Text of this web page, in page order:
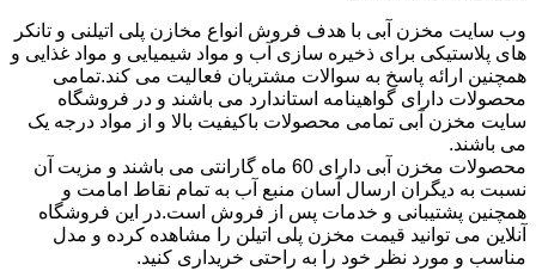
وب سایت مخزن آبی با هدف فروش انواع مخازن پلی اتیلنی و تانکر
های پلاستیکی برای ذخیره سازی آب و مواد شیمیایی و مواد غذایی و
همچنین ارائه پاسخ به سوالات مشتریان فعالیت می کند.تمامی
محصولات دارای گواهینامه استاندارد می باشند و در فروشگاه
سایت مخزن آبی تمامی محصولات باکیفیت بالا و از مواد درجه یک
می باشند.
محصولات مخزن آبی دارای 60 ماه گارانتی می باشند و مزیت آن
نسبت به دیگران ارسال آسان منبع آب به تمام نقاط امامت و
همچنین پشتیبانی و خدمات پس از فروش است.در این فروشگاه
آنلاین می توانید قیمت مخزن پلی اتیلن را مشاهده کرده و مدل
مناسب و مورد نظر خود را به راحتی خریداری کنید.